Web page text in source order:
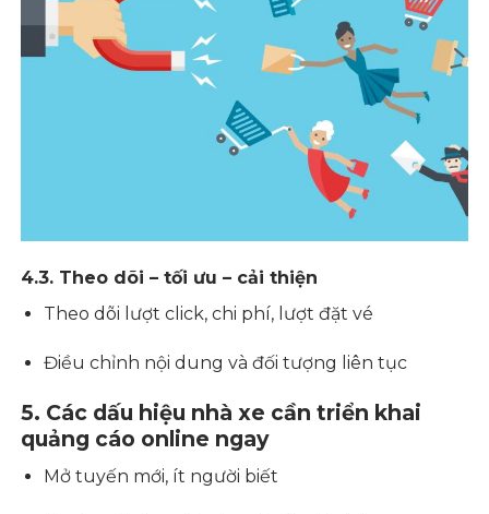
4.3. Theo dõi – tối ưu – cải thiện
Theo dõi lượt click, chi phí, lượt đặt vé
Điều chỉnh nội dung và đối tượng liên tục
5. Các dấu hiệu nhà xe cần triển khai
quảng cáo online ngay
Mở tuyến mới, ít người biết